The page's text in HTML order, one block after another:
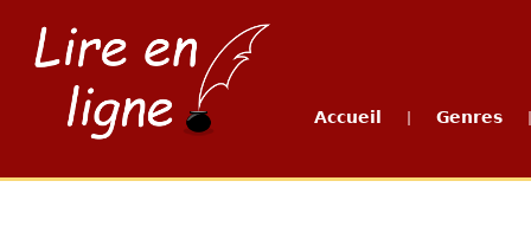
Accueil Genres